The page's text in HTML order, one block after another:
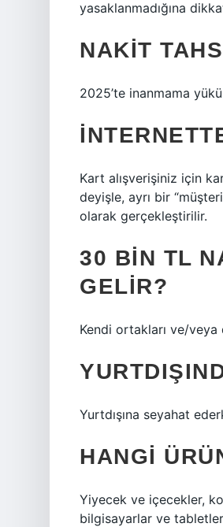
yasaklanmadığına
NAKIT
2025’te inanmama
Kart alışverişiniz için
deyişle, ayrı bir
olarak gerçekleştirilir.
30 BIN TL
GELIR?
Kendi ortakları ve/
Yurtdışına seyahat
HANGI
Yiyecek ve içecekler,
bilgisayarlar ve